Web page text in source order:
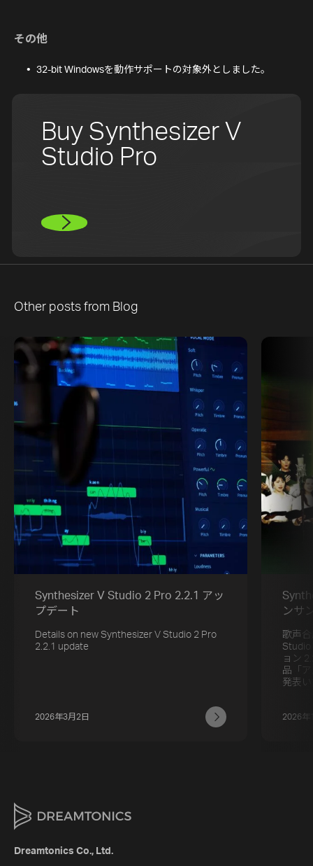
その他
32-bit Windowsを動作サポートの対象外としました。
Buy Synthesizer V
Studio Pro
Other posts from Blog
Synthesizer V Studio 2 Pro 2.2.1 アッ
プデート
Details on new Synthesizer V Studio 2 Pro
2.2.1 update
2026年3月2日
ンサ
歌声
Studio
ョン
品「
発表
2026年
Dreamtonics Co., Ltd.